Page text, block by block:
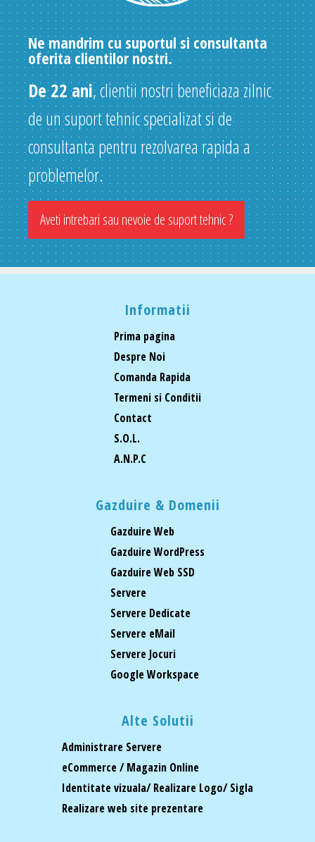
Ne mandrim cu suportul si consultanta
oferita clientilor nostri.
De 22 ani, clientii nostri beneficiaza zilnic
de un suport tehnic specializat si de
consultanta pentru rezolvarea rapida a
problemelor.
Aveti intrebari sau nevoie de suport tehnic ?
Informatii
Prima pagina
Despre Noi
Comanda Rapida
Termeni si Conditii
Contact
S.O.L.
A.N.P.C
Gazduire & Domenii
Gazduire Web
Gazduire WordPress
Gazduire Web SSD
Servere
Servere Dedicate
Servere eMail
Servere Jocuri
Google Workspace
Alte Solutii
Administrare Servere
eCommerce / Magazin Online
Identitate vizuala/ Realizare Logo/ Sigla
Realizare web site prezentare